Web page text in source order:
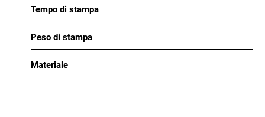
Tempo di stampa
Peso di stampa
Materiale